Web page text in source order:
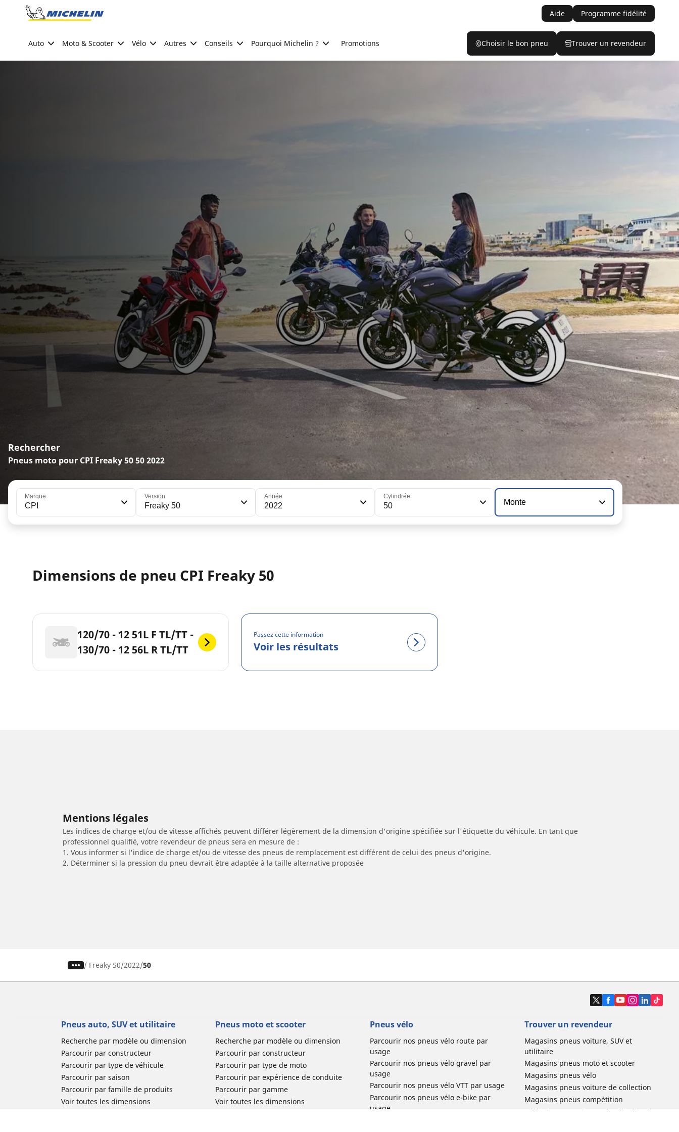
Go to page content
Aide Programme fidélité
Auto Moto & Scooter Vélo Autres Conseils Pourquoi Michelin ? Promotions Choisir le bon pneu Trouver un revendeur
Rechercher
Pneus moto pour CPI Freaky 50 50 2022
Marque
CPI
Version
Freaky 50
Année
2022
Cylindrée
50 Monte
Dimensions de pneu CPI Freaky 50
120/70 - 12 51L F TL/TT -
130/70 - 12 56L R TL/TT
Passez cette information
Voir les résultats
Mentions légales
Les indices de charge et/ou de vitesse affichés peuvent différer légèrement de la dimension d'origine spécifiée sur l'étiquette du véhicule. En tant que
professionnel qualifié, votre revendeur de pneus sera en mesure de :
1. Vous informer si l'indice de charge et/ou de vitesse des pneus de remplacement est différent de celui des pneus d'origine.
2. Déterminer si la pression du pneu devrait être adaptée à la taille alternative proposée
/ Freaky 50 2022 50
Pneus auto, SUV et utilitaire
Recherche par modèle ou dimension
Parcourir par constructeur
Parcourir par type de véhicule
Parcourir par saison
Parcourir par famille de produits
Voir toutes les dimensions
Pneus moto et scooter
Recherche par modèle ou dimension
Parcourir par constructeur
Parcourir par type de moto
Parcourir par expérience de conduite
Parcourir par gamme
Voir toutes les dimensions
Pneus vélo
Parcourir nos pneus vélo route par
usage
Parcourir nos pneus vélo gravel par
usage
Parcourir nos pneus vélo VTT par usage
Parcourir nos pneus vélo e-bike par
usage
Trouver un revendeur
Magasins pneus voiture, SUV et
utilitaire
Magasins pneus moto et scooter
Magasins pneus vélo
Magasins pneus voiture de collection
Magasins pneus compétition
Michelin et ses réseaux de distribution